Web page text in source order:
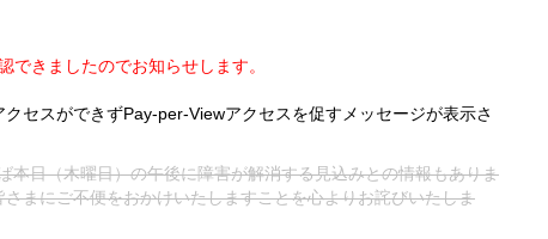
きましたのでお知らせします。
セスができずPay-per-Viewアクセスを促すメッセージが表示さ
日（木曜日）の午後に障害が解消する見込みとの情報もありま
まにご不便をおかけいたしますことを心よりお詫びいたしま